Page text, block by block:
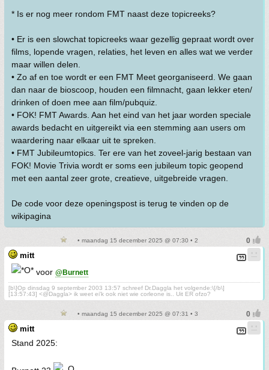
* Is er nog meer rondom FMT naast deze topicreeks?
• Er is een slowchat topicreeks waar gezellig gepraat wordt over
films, lopende vragen, relaties, het leven en alles wat we verder
maar willen delen.
• Zo af en toe wordt er een FMT Meet georganiseerd. We gaan
dan naar de bioscoop, houden een filmnacht, gaan lekker eten/
drinken of doen mee aan film/pubquiz.
• FOK! FMT Awards. Aan het eind van het jaar worden speciale
awards bedacht en uitgereikt via een stemming aan users om
waardering naar elkaar uit te spreken.
• FMT Jubileumtopics. Ter ere van het zoveel-jarig bestaan van
FOK! Movie Trivia wordt er soms een jubileum topic geopend
met een aantal zeer grote, creatieve, uitgebreide vragen.
De code voor deze openingspost is terug te vinden op de
wikipagina
• maandag 15 december 2025 @ 07:30 • 2
mitt
voor @Burnett
[b\]Op dinsdag 9 september 2003 13:57 schreef Dr.Daggla het volgende:\[/b\]
[13:57:43] <@Daggla> ik weet ei'k ook niet wie corleone is.. Uit ER ofzo?
• maandag 15 december 2025 @ 07:31 • 3
mitt
Stand 2025: